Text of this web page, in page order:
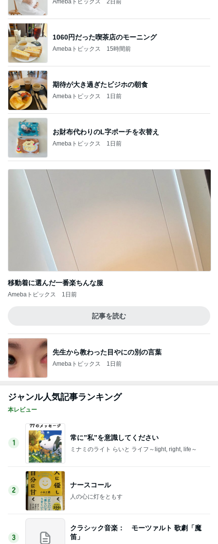
1060円だった喫茶店のモーニング
Amebaトピックス 15時間前
期待が大き過ぎたビジホの朝食
Amebaトピックス 1日前
お財布代わりのL字ポーチを衣替え
Amebaトピックス 1日前
移動着に選んだ一番楽ちんな服
Amebaトピックス 1日前
記事を読む
先生から教わった目やにの別の言葉
Amebaトピックス 1日前
ジャンル人気記事ランキング
本レビュー
1
常に”私”を意識してください
ミナミのライト らいと ライフ～light, right, life～
2
ナースコール
人の心に灯をともす
3
クラシック音楽： モーツァルト 歌劇「魔
笛」